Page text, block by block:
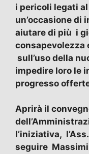
i pericoli legati
un’occasione di
aiutare di più i
consapevolezza
sull’uso della
impedire loro le
progresso
Aprirà il
l’iniziativa,
seguire